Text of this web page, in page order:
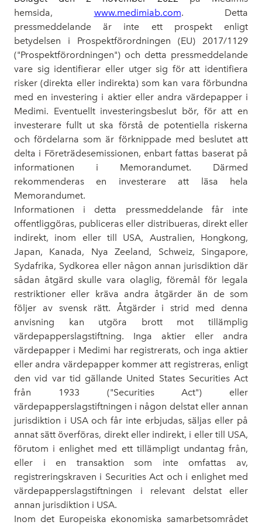
hemsida, www.medimiab.com. Detta
pressmeddelande är inte ett prospekt enligt
betydelsen i Prospektförordningen (EU) 2017/1129
("Prospektförordningen") och detta pressmeddelande
vare sig identifierar eller utger sig för att identifiera
risker (direkta eller indirekta) som kan vara förbundna
med en investering i aktier eller andra värdepapper i
Medimi. Eventuellt investeringsbeslut bör, för att en
investerare fullt ut ska förstå de potentiella riskerna
och fördelarna som är förknippade med beslutet att
delta i Företrädesemissionen, enbart fattas baserat på
informationen i Memorandumet. Därmed
rekommenderas en investerare att läsa hela
Memorandumet.
Informationen i detta pressmeddelande får inte
offentliggöras, publiceras eller distribueras, direkt eller
indirekt, inom eller till USA, Australien, Hongkong,
Japan, Kanada, Nya Zeeland, Schweiz, Singapore,
Sydafrika, Sydkorea eller någon annan jurisdiktion där
sådan åtgärd skulle vara olaglig, föremål för legala
restriktioner eller kräva andra åtgärder än de som
följer av svensk rätt. Åtgärder i strid med denna
anvisning kan utgöra brott mot tillämplig
värdepapperslagstiftning. Inga aktier eller andra
värdepapper i Medimi har registrerats, och inga aktier
eller andra värdepapper kommer att registreras, enligt
den vid var tid gällande United States Securities Act
från 1933 ("Securities Act") eller
värdepapperslagstiftningen i någon delstat eller annan
jurisdiktion i USA och får inte erbjudas, säljas eller på
annat sätt överföras, direkt eller indirekt, i eller till USA,
förutom i enlighet med ett tillämpligt undantag från,
eller i en transaktion som inte omfattas av,
registreringskraven i Securities Act och i enlighet med
värdepapperslagstiftningen i relevant delstat eller
annan jurisdiktion i USA.
Inom det Europeiska ekonomiska samarbetsområdet